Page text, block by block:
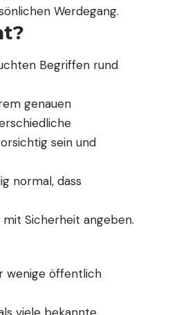
Werdegang.
Begriffen rund
genauen
sein und
normal, dass
Sicherheit angeben.
wenige öffentlich